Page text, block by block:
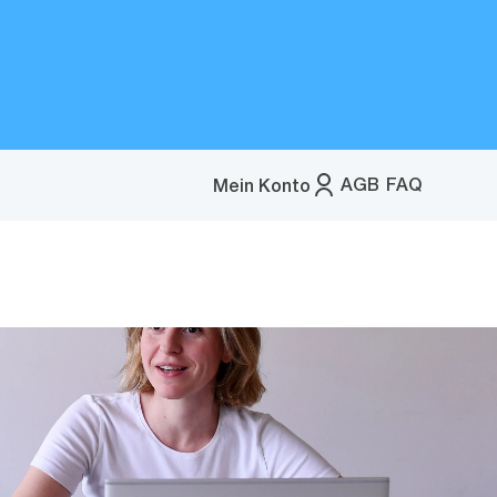
AGB FAQ
Mein Konto
Menü